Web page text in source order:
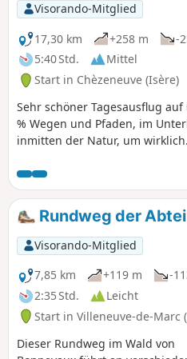
Visorando-Mitglied
17,30 km
+258 m
-
5:40 Std.
Mittel
Start in Chèzeneuve (Isère)
Sehr schöner Tagesausflug
% Wegen und Pfaden, im
inmitten der Natur, um wirklich
Jallieu und Lyon entfernt.
Rundweg der
Visorando-Mitglied
7,85 km
+119 m
-
2:35 Std.
Leicht
Start in Villeneuve-de-Marc
Dieser Rundweg im Wald von